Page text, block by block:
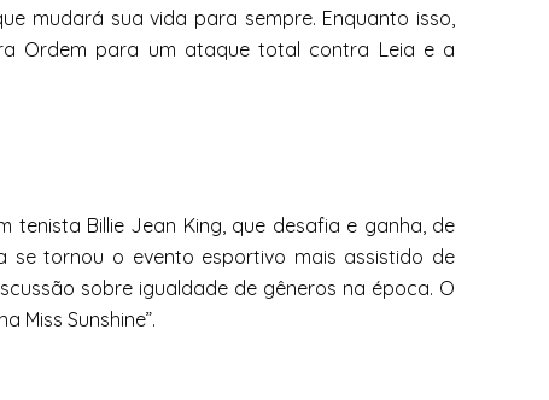
mudará sua vida para sempre. Enquanto isso,
Ordem para um ataque total contra Leia e a
tenista Billie Jean King, que desafia e ganha, de
se tornou o evento esportivo mais assistido de
sobre igualdade de gêneros na época. O
Miss Sunshine”.